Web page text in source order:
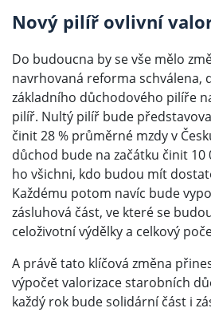
Nový pilíř ovlivní
Do budoucna by se vše mělo
navrhovaná reforma schválena,
základního důchodového pilíře
pilíř. Nultý pilíř bude
činit 28 % průměrné mzdy v
důchod bude na začátku činit
ho všichni, kdo budou mít
Každému potom navíc bude
zásluhová část, ve které se
celoživotní výdělky a celkový
A právě tato klíčová změna
výpočet valorizace starobních
každý rok bude solidární část i